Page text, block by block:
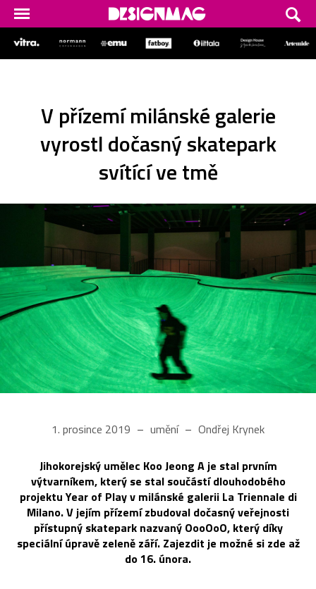
V přízemí milánské galerie
vyrostl dočasný skatepark
svítící ve tmě
1. prosince 2019 umění Ondřej Krynek
Jihokorejský umělec Koo Jeong A je stal prvním
výtvarníkem, který se stal součástí dlouhodobého
projektu Year of Play v milánské galerii La Triennale di
Milano. V jejím přízemí zbudoval dočasný veřejnosti
přístupný skatepark nazvaný OooOoO, který díky
speciální úpravě zeleně září. Zajezdit je možné si zde až
do 16. února.